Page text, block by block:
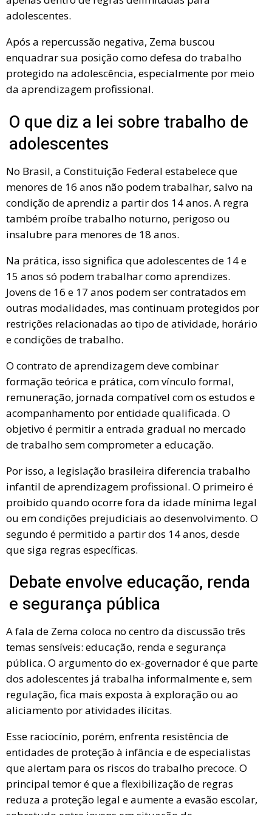
adolescentes.
Após a repercussão negativa, Zema buscou
enquadrar sua posição como defesa do trabalho
protegido na adolescência, especialmente por meio
da aprendizagem profissional.
O que diz a lei sobre trabalho de
adolescentes
No Brasil, a Constituição Federal estabelece que
menores de 16 anos não podem trabalhar, salvo na
condição de aprendiz a partir dos 14 anos. A regra
também proíbe trabalho noturno, perigoso ou
insalubre para menores de 18 anos.
Na prática, isso significa que adolescentes de 14 e
15 anos só podem trabalhar como aprendizes.
Jovens de 16 e 17 anos podem ser contratados em
outras modalidades, mas continuam protegidos por
restrições relacionadas ao tipo de atividade, horário
e condições de trabalho.
O contrato de aprendizagem deve combinar
formação teórica e prática, com vínculo formal,
remuneração, jornada compatível com os estudos e
acompanhamento por entidade qualificada. O
objetivo é permitir a entrada gradual no mercado
de trabalho sem comprometer a educação.
Por isso, a legislação brasileira diferencia trabalho
infantil de aprendizagem profissional. O primeiro é
proibido quando ocorre fora da idade mínima legal
ou em condições prejudiciais ao desenvolvimento. O
segundo é permitido a partir dos 14 anos, desde
que siga regras específicas.
Debate envolve educação, renda
e segurança pública
A fala de Zema coloca no centro da discussão três
temas sensíveis: educação, renda e segurança
pública. O argumento do ex-governador é que parte
dos adolescentes já trabalha informalmente e, sem
regulação, fica mais exposta à exploração ou ao
aliciamento por atividades ilícitas.
Esse raciocínio, porém, enfrenta resistência de
entidades de proteção à infância e de especialistas
que alertam para os riscos do trabalho precoce. O
principal temor é que a flexibilização de regras
reduza a proteção legal e aumente a evasão escolar,